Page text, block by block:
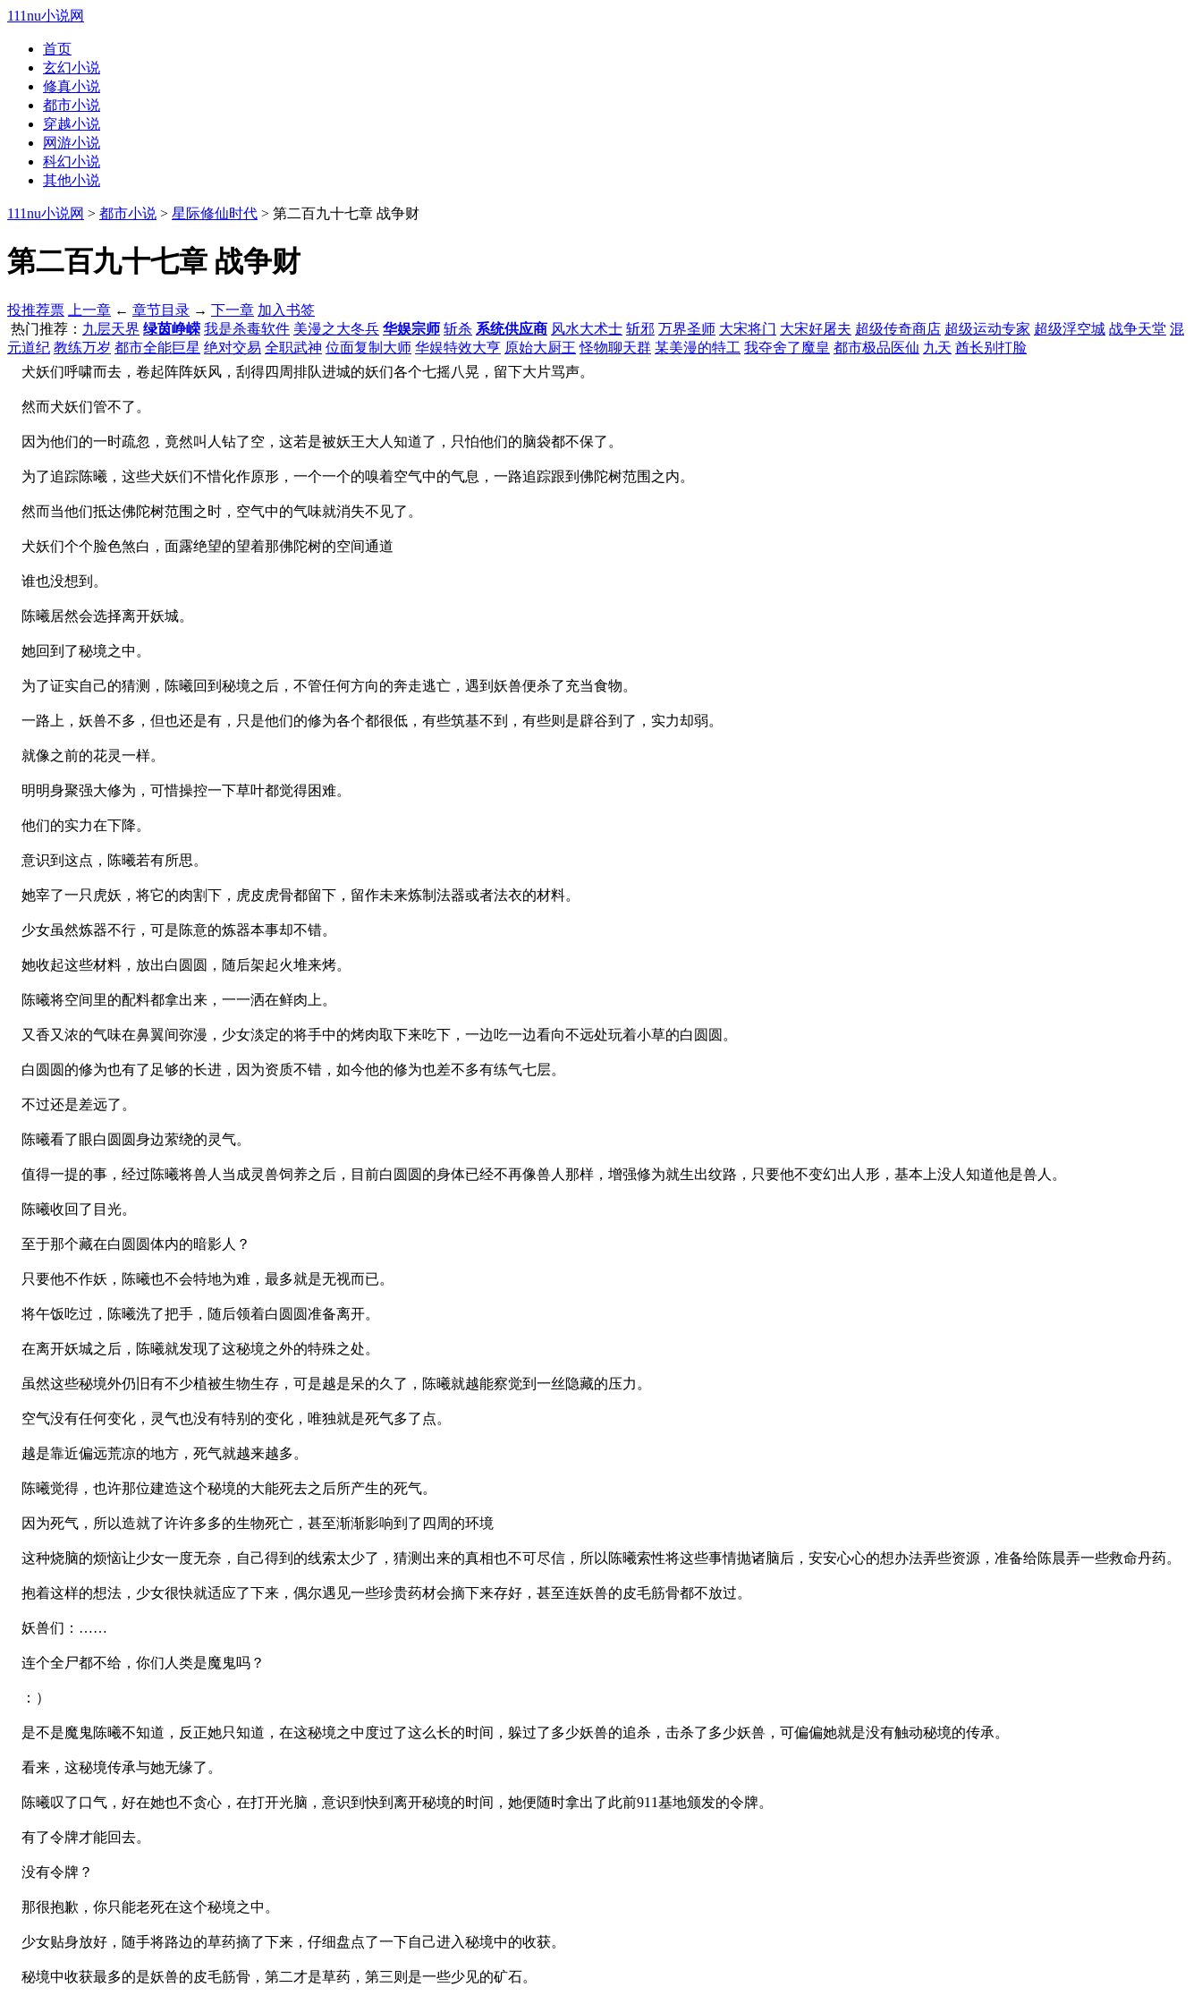
111nu小说网
首页
玄幻小说
修真小说
都市小说
穿越小说
网游小说
科幻小说
其他小说
111nu小说网 > 都市小说 > 星际修仙时代 > 第二百九十七章 战争财
第二百九十七章 战争财
投推荐票 上一章 ← 章节目录 → 下一章 加入书签
热门推荐： 九层天界 绿茵峥嵘 我是杀毒软件 美漫之大冬兵 华娱宗师 斩杀 系统供应商 风水大术士 斩邪 万界圣师 大宋将门 大宋好屠夫 超级传奇商店 超级运动专家 超级浮空城 战争天堂 混
元道纪 教练万岁 都市全能巨星 绝对交易 全职武神 位面复制大师 华娱特效大亨 原始大厨王 怪物聊天群 某美漫的特工 我夺舍了魔皇 都市极品医仙 九天 酋长别打脸
犬妖们呼啸而去，卷起阵阵妖风，刮得四周排队进城的妖们各个七摇八晃，留下大片骂声。
然而犬妖们管不了。
因为他们的一时疏忽，竟然叫人钻了空，这若是被妖王大人知道了，只怕他们的脑袋都不保了。
为了追踪陈曦，这些犬妖们不惜化作原形，一个一个的嗅着空气中的气息，一路追踪跟到佛陀树范围之内。
然而当他们抵达佛陀树范围之时，空气中的气味就消失不见了。
犬妖们个个脸色煞白，面露绝望的望着那佛陀树的空间通道
谁也没想到。
陈曦居然会选择离开妖城。
她回到了秘境之中。
为了证实自己的猜测，陈曦回到秘境之后，不管任何方向的奔走逃亡，遇到妖兽便杀了充当食物。
一路上，妖兽不多，但也还是有，只是他们的修为各个都很低，有些筑基不到，有些则是辟谷到了，实力却弱。
就像之前的花灵一样。
明明身聚强大修为，可惜操控一下草叶都觉得困难。
他们的实力在下降。
意识到这点，陈曦若有所思。
她宰了一只虎妖，将它的肉割下，虎皮虎骨都留下，留作未来炼制法器或者法衣的材料。
少女虽然炼器不行，可是陈意的炼器本事却不错。
她收起这些材料，放出白圆圆，随后架起火堆来烤。
陈曦将空间里的配料都拿出来，一一洒在鲜肉上。
又香又浓的气味在鼻翼间弥漫，少女淡定的将手中的烤肉取下来吃下，一边吃一边看向不远处玩着小草的白圆圆。
白圆圆的修为也有了足够的长进，因为资质不错，如今他的修为也差不多有练气七层。
不过还是差远了。
陈曦看了眼白圆圆身边萦绕的灵气。
值得一提的事，经过陈曦将兽人当成灵兽饲养之后，目前白圆圆的身体已经不再像兽人那样，增强修为就生出纹路，只要他不变幻出人形，基本上没人知道他是兽人。
陈曦收回了目光。
至于那个藏在白圆圆体内的暗影人？
只要他不作妖，陈曦也不会特地为难，最多就是无视而已。
将午饭吃过，陈曦洗了把手，随后领着白圆圆准备离开。
在离开妖城之后，陈曦就发现了这秘境之外的特殊之处。
虽然这些秘境外仍旧有不少植被生物生存，可是越是呆的久了，陈曦就越能察觉到一丝隐藏的压力。
空气没有任何变化，灵气也没有特别的变化，唯独就是死气多了点。
越是靠近偏远荒凉的地方，死气就越来越多。
陈曦觉得，也许那位建造这个秘境的大能死去之后所产生的死气。
因为死气，所以造就了许许多多的生物死亡，甚至渐渐影响到了四周的环境
这种烧脑的烦恼让少女一度无奈，自己得到的线索太少了，猜测出来的真相也不可尽信，所以陈曦索性将这些事情抛诸脑后，安安心心的想办法弄些资源，准备给陈晨弄一些救命丹药。
抱着这样的想法，少女很快就适应了下来，偶尔遇见一些珍贵药材会摘下来存好，甚至连妖兽的皮毛筋骨都不放过。
妖兽们：……
连个全尸都不给，你们人类是魔鬼吗？
：）
是不是魔鬼陈曦不知道，反正她只知道，在这秘境之中度过了这么长的时间，躲过了多少妖兽的追杀，击杀了多少妖兽，可偏偏她就是没有触动秘境的传承。
看来，这秘境传承与她无缘了。
陈曦叹了口气，好在她也不贪心，在打开光脑，意识到快到离开秘境的时间，她便随时拿出了此前911基地颁发的令牌。
有了令牌才能回去。
没有令牌？
那很抱歉，你只能老死在这个秘境之中。
少女贴身放好，随手将路边的草药摘了下来，仔细盘点了一下自己进入秘境中的收获。
秘境中收获最多的是妖兽的皮毛筋骨，第二才是草药，第三则是一些少见的矿石。